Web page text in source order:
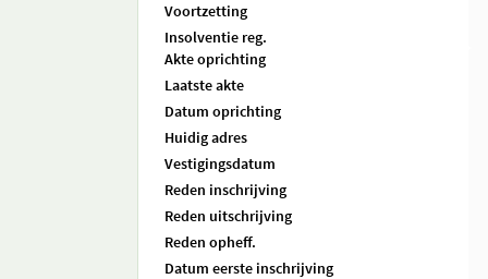
Voortzetting
Insolventie reg.
Akte oprichting
Laatste akte
Datum oprichting
Huidig adres
Vestigingsdatum
Reden inschrijving
Reden uitschrijving
Reden opheff.
Datum eerste inschrijving